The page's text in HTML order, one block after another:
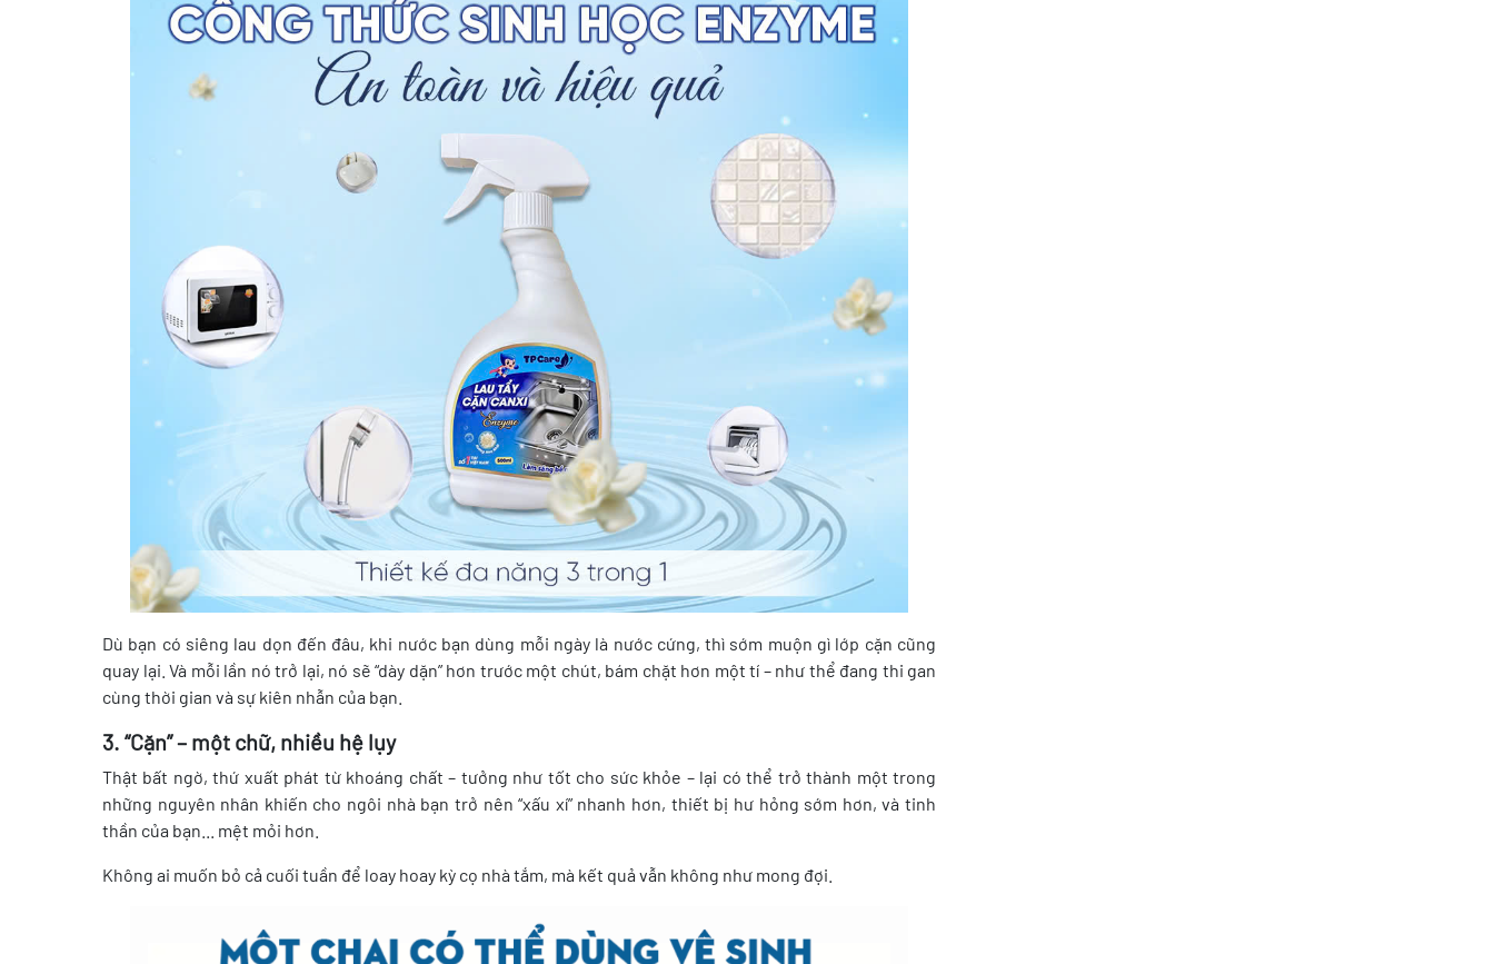
Dù bạn có siêng lau dọn đến đâu, khi nước bạn dùng mỗi ngày là nước cứng, thì sớm muộn gì lớp cặn cũng
quay lại. Và mỗi lần nó trở lại, nó sẽ “dày dặn” hơn trước một chút, bám chặt hơn một tí – như thể đang thi gan
cùng thời gian và sự kiên nhẫn của bạn.
3. “Cặn” – một chữ, nhiều hệ lụy
Thật bất ngờ, thứ xuất phát từ khoáng chất – tưởng như tốt cho sức khỏe – lại có thể trở thành một trong
những nguyên nhân khiến cho ngôi nhà bạn trở nên “xấu xí” nhanh hơn, thiết bị hư hỏng sớm hơn, và tinh
thần của bạn... mệt mỏi hơn.
Không ai muốn bỏ cả cuối tuần để loay hoay kỳ cọ nhà tắm, mà kết quả vẫn không như mong đợi.